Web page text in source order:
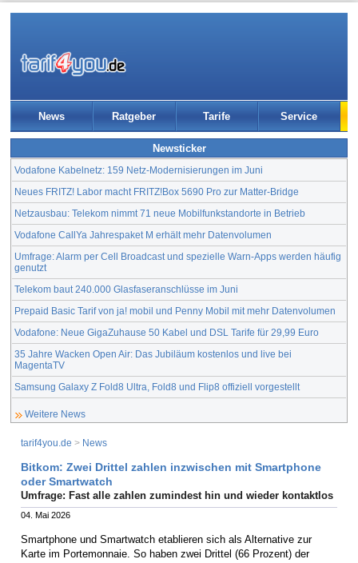
News Ratgeber Tarife Service
Newsticker
Vodafone Kabelnetz: 159 Netz-Modernisierungen im Juni
Neues FRITZ! Labor macht FRITZ!Box 5690 Pro zur Matter-Bridge
Netzausbau: Telekom nimmt 71 neue Mobilfunkstandorte in Betrieb
Vodafone CallYa Jahrespaket M erhält mehr Datenvolumen
Umfrage: Alarm per Cell Broadcast und spezielle Warn-Apps werden häufig
genutzt
Telekom baut 240.000 Glasfaseranschlüsse im Juni
Prepaid Basic Tarif von ja! mobil und Penny Mobil mit mehr Datenvolumen
Vodafone: Neue GigaZuhause 50 Kabel und DSL Tarife für 29,99 Euro
35 Jahre Wacken Open Air: Das Jubiläum kostenlos und live bei
MagentaTV
Samsung Galaxy Z Fold8 Ultra, Fold8 und Flip8 offiziell vorgestellt
Weitere News
tarif4you.de > News
Bitkom: Zwei Drittel zahlen inzwischen mit Smartphone
oder Smartwatch
Umfrage: Fast alle zahlen zumindest hin und wieder kontaktlos
04. Mai 2026
Smartphone und Smartwatch etablieren sich als Alternative zur
Karte im Portemonnaie. So haben zwei Drittel (66 Prozent) der